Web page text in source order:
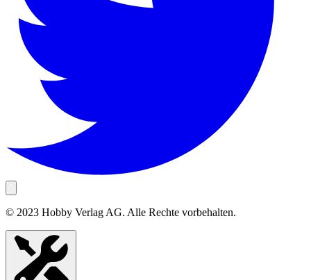
© 2023 Hobby Verlag AG. Alle Rechte vorbehalten.